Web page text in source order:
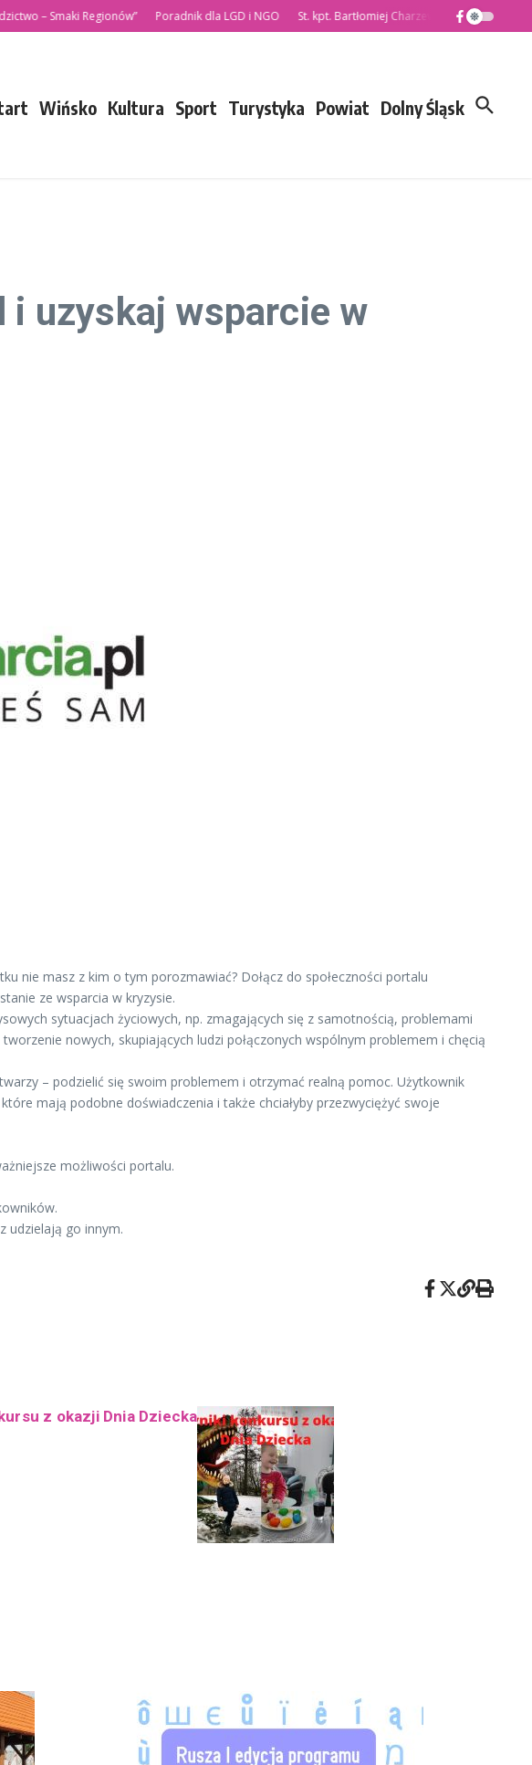
– Smaki Regionów” Poradnik dla LGD i NGO St. kpt. Bartłomiej Charzewski nowym
Wińsko Kultura Sport Turystyka Powiat Dolny Śląsk
i uzyskaj wsparcie w
nie masz z kim o tym porozmawiać? Dołącz do społeczności portalu
ze wsparcia w kryzysie.
sytuacjach życiowych, np. zmagających się z samotnością, problemami
nowych, skupiających ludzi połączonych wspólnym problemem i chęcią
– podzielić się swoim problemem i otrzymać realną pomoc. Użytkownik
mają podobne doświadczenia i także chciałyby przezwyciężyć swoje
możliwości portalu.
udzielają go innym.
z okazji Dnia Dziecka